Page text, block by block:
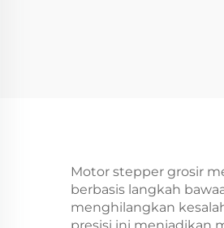
Motor stepper grosir
berbasis langkah
menghilangkan